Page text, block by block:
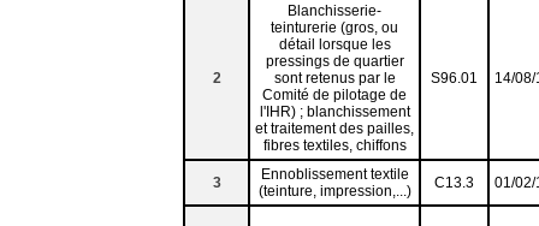
2
Blanchisserie-
teinturerie (gros, ou
détail lorsque les
pressings de quartier
sont retenus par le
Comité de pilotage de
l'IHR) ; blanchissement
et traitement des pailles,
fibres textiles, chiffons
S96.01 14/
3
Ennoblissement textile
(teinture, impression,...)
C13.3 01/02/